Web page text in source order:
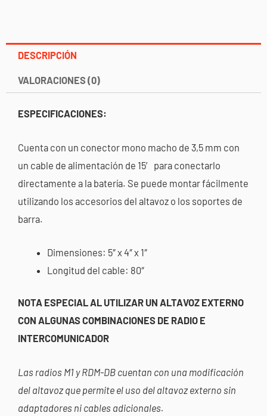
DESCRIPCIÓN
VALORACIONES (0)
ESPECIFICACIONES:
Cuenta con un conector mono macho de 3,5 mm con
un cable de alimentación de 15′ para conectarlo
directamente a la batería. Se puede montar fácilmente
utilizando los accesorios del altavoz o los soportes de
barra.
Dimensiones: 5″ x 4″ x 1″
Longitud del cable: 80″
NOTA ESPECIAL AL ​​UTILIZAR UN ALTAVOZ EXTERNO
CON ALGUNAS COMBINACIONES DE RADIO E
INTERCOMUNICADOR
Las radios M1 y RDM-DB cuentan con una modificación
del altavoz que permite el uso del altavoz externo sin
adaptadores ni cables adicionales.